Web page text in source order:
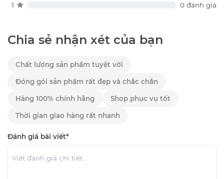
1
0 đánh giá
Chia sẻ nhận xét của bạn
Chất lượng sản phẩm tuyệt vời
Đóng gói sản phẩm rất đẹp và chắc chắn
Hàng 100% chính hãng Shop phục vụ tốt
Thời gian giao hàng rất nhanh
Đánh giá bài viết*